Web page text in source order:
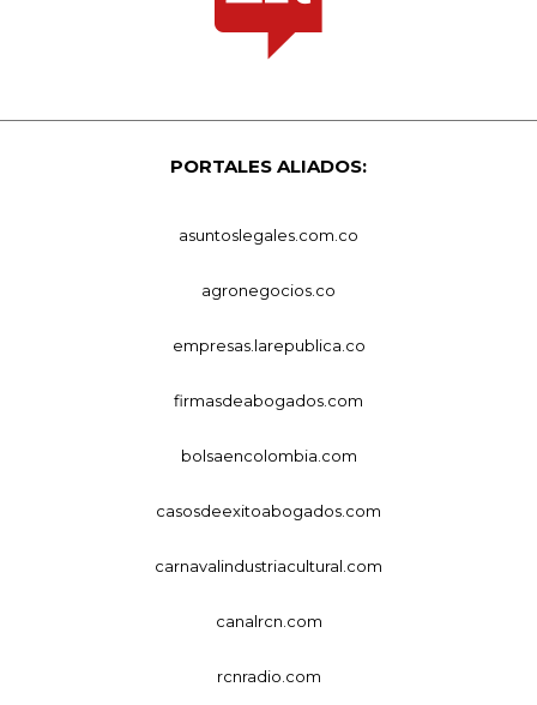
PORTALES ALIADOS:
asuntoslegales.com.co
agronegocios.co
empresas.larepublica.co
firmasdeabogados.com
bolsaencolombia.com
casosdeexitoabogados.com
carnavalindustriacultural.com
canalrcn.com
rcnradio.com